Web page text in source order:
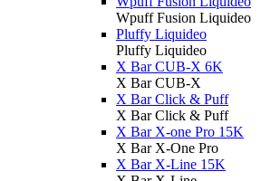
Wpuff Fusion Liquideo
Pluffy Liquideo
Pluffy Liquideo
X Bar CUB-X 6K
X Bar CUB-X
X Bar Click & Puff
X Bar Click & Puff
X Bar X-one Pro 15K
X Bar X-One Pro
X Bar X-Line 15K